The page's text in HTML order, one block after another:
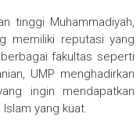
tinggi Muhammadiyah,
memiliki reputasi yang
fakultas seperti
UMP menghadirkan
ingin mendapatkan
yang kuat.